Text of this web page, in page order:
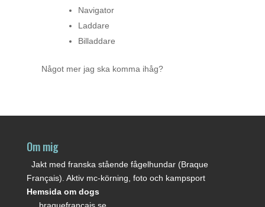
Navigator
Laddare
Billaddare
Något mer jag ska komma ihåg?
Om mig
Jakt med franska stående fågelhundar (Braque
Français). Aktiv mc-körning, foto och kampsport
Hemsida om dogs